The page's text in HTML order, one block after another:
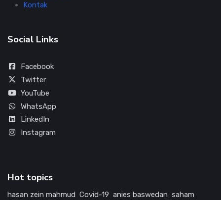
Kontak
Social Links
Facebook
Twitter
YouTube
WhatsApp
LinkedIn
Instagram
Hot topics
hasan zein mahmud Covid-19 anies baswedan saham